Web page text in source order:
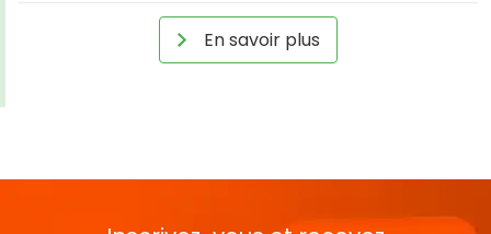
En savoir plus